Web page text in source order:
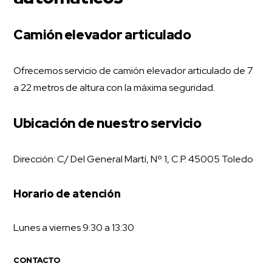
Camión elevador articulado
Ofrecemos servicio de camión elevador articulado de 7
a 22 metros de altura con la máxima seguridad.
Ubicación de nuestro servicio
Dirección: C/ Del General Martí, Nº 1, C.P. 45005 Toledo
Horario de atención
Lunes a viernes 9:30 a 13:30
CONTACTO